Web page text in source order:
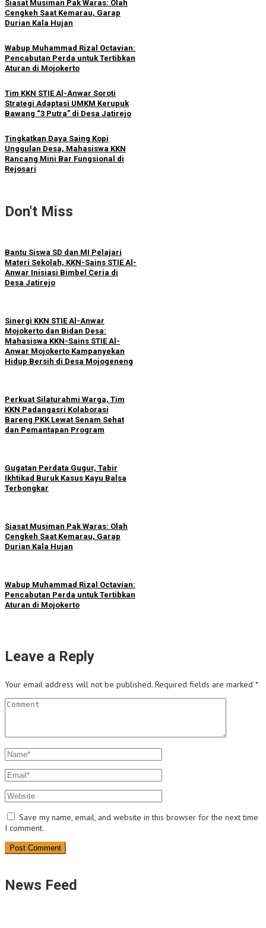
Siasat Musiman Pak Waras: Olah
Cengkeh Saat Kemarau, Garap
Durian Kala Hujan
Wabup Muhammad Rizal Octavian:
Pencabutan Perda untuk Tertibkan
Aturan di Mojokerto
Tim KKN STIE Al-Anwar Soroti
Strategi Adaptasi UMKM Kerupuk
Bawang “3 Putra” di Desa Jatirejo
Tingkatkan Daya Saing Kopi
Unggulan Desa, Mahasiswa KKN
Rancang Mini Bar Fungsional di
Rejosari
Don't Miss
Bantu Siswa SD dan MI Pelajari
Materi Sekolah, KKN-Sains STIE Al-
Anwar Inisiasi Bimbel Ceria di
Desa Jatirejo
Sinergi KKN STIE Al-Anwar
Mojokerto dan Bidan Desa:
Mahasiswa KKN-Sains STIE Al-
Anwar Mojokerto Kampanyekan
Hidup Bersih di Desa Mojogeneng
Perkuat Silaturahmi Warga, Tim
KKN Padangasri Kolaborasi
Bareng PKK Lewat Senam Sehat
dan Pemantapan Program
Gugatan Perdata Gugur, Tabir
Ikhtikad Buruk Kasus Kayu Balsa
Terbongkar
Siasat Musiman Pak Waras: Olah
Cengkeh Saat Kemarau, Garap
Durian Kala Hujan
Wabup Muhammad Rizal Octavian:
Pencabutan Perda untuk Tertibkan
Aturan di Mojokerto
Leave a Reply
Your email address will not be published. Required fields are marked *
Save my name, email, and website in this browser for the next time
I comment.
News Feed